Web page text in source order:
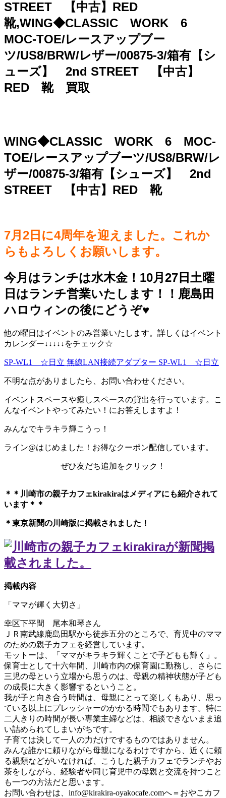
STREET 【中古】RED
靴,WING◆CLASSIC WORK 6
MOC-TOE/レースアップブー
ツ/US8/BRW/レザー/00875-3/箱有【シ
ューズ】 2nd STREET 【中古】
RED 靴 買取
WING◆CLASSIC WORK 6 MOC-
TOE/レースアップブーツ/US8/BRW/レ
ザー/00875-3/箱有【シューズ】 2nd
STREET 【中古】RED 靴
7月2日に4周年を迎えました。これか
らもよろしくお願いします。
今月はランチは水木金！10月27日土曜
日はランチ営業いたします！！鹿島田
ハロウィンの後にどうぞ♥️
他の曜日はイベントのみ営業いたします。詳しくはイベント
カレンダー↓↓↓↓↓をチェック☆
SP-WL1 ☆日立 無線LAN接続アダプター SP-WL1 ☆日立
不明な点がありましたら、お問い合わせください。
イベントスペースや癒しスペースの貸出を行っています。こ
んなイベントやってみたい！にお答えしますよ！
みんなでキラキラ輝こうっ！
ライン@はじめました！お得なクーポン配信しています。
ぜひ友だち追加をクリック！
＊＊川崎市の親子カフェkirakiraは メディアにも紹介されて
います＊＊
＊東京新聞の川崎版に掲載されました！
掲載内容
「ママが輝く大切さ」
幸区下平間 尾本和琴さん
ＪＲ南武線鹿島田駅から徒歩五分のところで、育児中のママ
のための親子カフェを経営しています。
モットーは、「ママがキラキラ輝くことで子どもも輝く」。
保育士として十六年間、川崎市内の保育園に勤務し、さらに
三児の母という立場から思うのは、母親の精神状態が子ども
の成長に大きく影響するということ。
我が子と向き合う時間は、母親にとって楽しくもあり、思っ
ている以上にプレッシャーのかかる時間でもあります。特に
二人きりの時間が長い専業主婦などは、相談できないまま追
い詰められてしまいがちです。
子育ては決して一人の力だけでするものではありません。
みんな誰かに頼りながら母親になるわけですから、近くに頼
る親類などがいなければ、こうした親子カフェでランチやお
茶をしながら、経験者や同じ育児中の母親と交流を持つこと
も一つの方法だと思います。
お問い合わせは、 info@kirakira-oyakocafe.comへ＝おやこカフ